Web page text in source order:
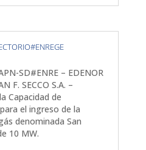
SD#ENRE – EDENOR
F. SECCO S.A. –
Capacidad de
el ingreso de la
denominada San
10 MW.